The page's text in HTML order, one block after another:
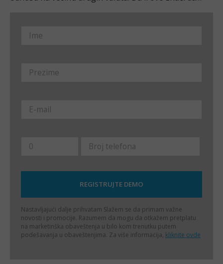
Nastavljajući dalje prihvatam Slažem se da primam važne
novosti i promocije. Razumem da mogu da otkažem pretplatu
na marketinška obaveštenja u bilo kom trenutku putem
podešavanja u obaveštenjima. Za više informacija, kliknite ovde